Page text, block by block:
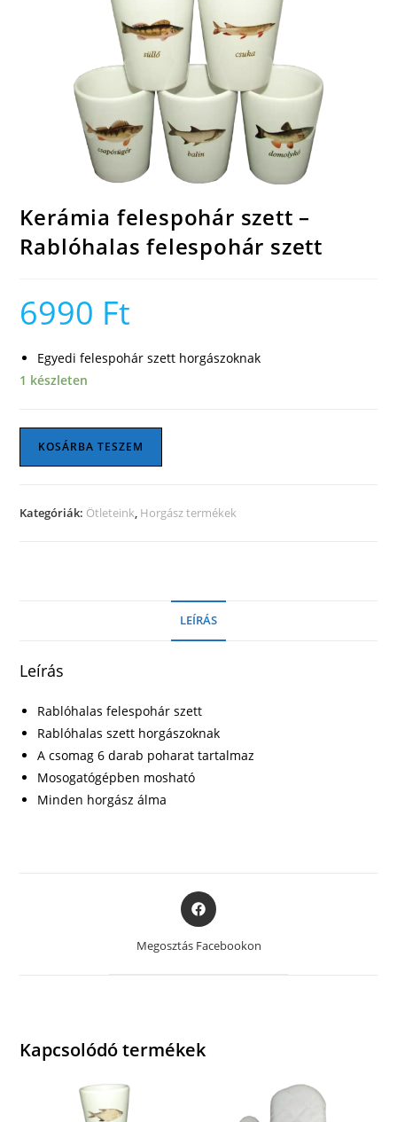
Kerámia felespohár szett –
Rablóhalas felespohár szett
6990 Ft
Egyedi felespohár szett horgászoknak
1 készleten
Kerámia
KOSÁRBA TESZEM
Kategóriák: Ötleteink, Horgász termékek
LEÍRÁS
Leírás
Rablóhalas felespohár szett
Rablóhalas szett horgászoknak
A csomag 6 darab poharat tartalmaz
Mosogatógépben mosható
Minden horgász álma
Opens
in
a
new
Megosztás Facebookon
Kapcsolódó termékek